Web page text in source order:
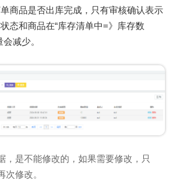
商品是否出库完成，只有审核确认表示
态和商品在“库存清单中=》库存数
减少。
，是不能修改的，如果需要修改，只
次修改。